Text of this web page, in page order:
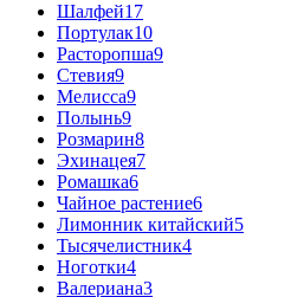
Шалфей17
Портулак10
Расторопша9
Стевия9
Мелисса9
Полынь9
Розмарин8
Эхинацея7
Ромашка6
Чайное растение6
Лимонник китайский5
Тысячелистник4
Ноготки4
Валериана3